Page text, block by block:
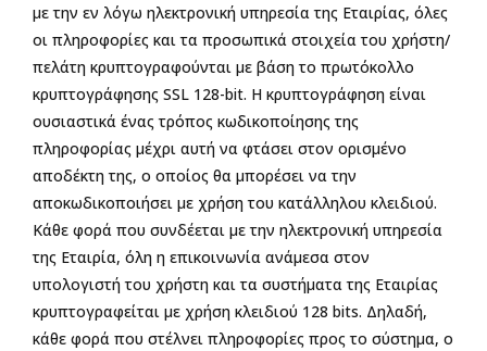
με την εν λόγω ηλεκτρονική υπηρεσία της Εταιρίας, όλες
οι πληροφορίες και τα προσωπικά στοιχεία του χρήστη/
πελάτη κρυπτογραφούνται με βάση το πρωτόκολλο
κρυπτογράφησης SSL 128-bit. Η κρυπτογράφηση είναι
ουσιαστικά ένας τρόπος κωδικοποίησης της
πληροφορίας μέχρι αυτή να φτάσει στον ορισμένο
αποδέκτη της, ο οποίος θα μπορέσει να την
αποκωδικοποιήσει με χρήση του κατάλληλου κλειδιού.
Κάθε φορά που συνδέεται με την ηλεκτρονική υπηρεσία
της Εταιρία, όλη η επικοινωνία ανάμεσα στον
υπολογιστή του χρήστη και τα συστήματα της Εταιρίας
κρυπτογραφείται με χρήση κλειδιού 128 bits. Δηλαδή,
κάθε φορά που στέλνει πληροφορίες προς το σύστημα, ο